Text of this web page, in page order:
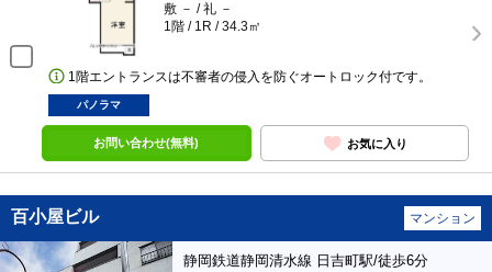
敷 － / 礼 －
1階 / 1R / 34.3㎡
1階エントランスは不審者の侵入を防ぐオートロック付です。
パノラマ
お問い合わせ(無料) お気に入り
百小屋ビル マンション
静岡鉄道静岡清水線 日吉町駅/徒歩6分